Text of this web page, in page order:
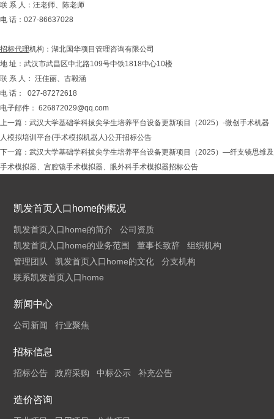
联 系 人：汪老师、陈老师
电 话：027-86637028
招标代理机构：湖北国华项目管理咨询有限公司
地 址：武汉市武昌区中北路109号中铁1818中心10楼
联 系 人： 汪佳丽、古毅涵
电 话： 027-87272618
电子邮件： 626872029@qq.com
上一篇： 武汉大学基础学科拔尖学生培养平台设备更新项目（2025）-微创手术机器
人模拟培训平台(手术模拟机器人)公开招标公告
下一篇： 武汉大学基础学科拔尖学生培养平台设备更新项目（2025）—纤支镜思维及
手术模拟器、宫腔镜手术模拟器、眼外科手术模拟器招标公告
凯发首页入口home的概况
凯发首页入口home的简介
公司资质
凯发首页入口home的业务范围
董事长致辞
组织机构
管理团队
凯发首页入口home的文化
分支机构
联系凯发首页入口home
新闻中心
公司新闻 行业聚焦
招标信息
招标公告 政府采购 中标公示 补充公告
造价咨询